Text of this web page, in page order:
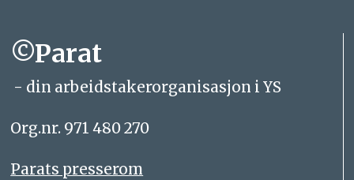
©Parat
- din arbeidstakerorganisasjon i YS
Org.nr. 971 480 270
Parats presserom